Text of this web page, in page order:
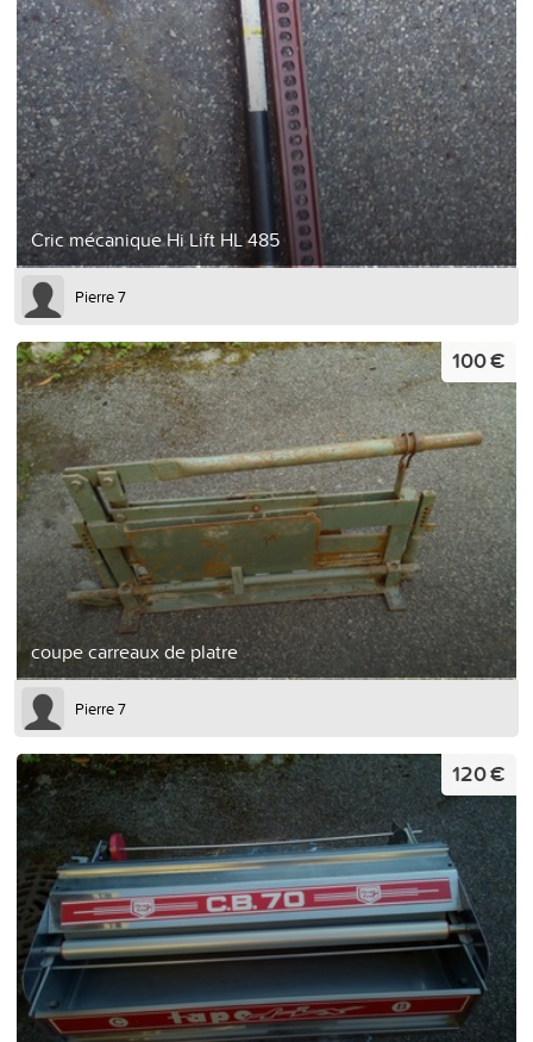
Cric mécanique Hi Lift HL 485
Pierre 7
coupe carreaux de platre
100 €
Pierre 7
120 €